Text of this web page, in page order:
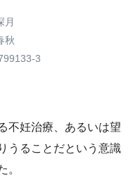
月
秋
3
不妊治療、あるいは望
うることだという意識
。